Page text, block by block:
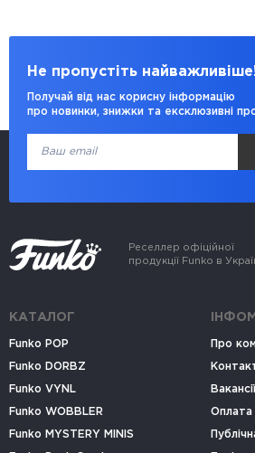
Не пропустіть
Получай від нас корисну інформацію
про новинки, знижки та ексклюзивні
Реселлер офіційної
продукції Funko в
КАТАЛОГ
Funko POP
Funko DORBZ
Funko VYNL
Funko WOBBLER
Funko MYSTERY MINIS
Про
Вакансії
Оплата